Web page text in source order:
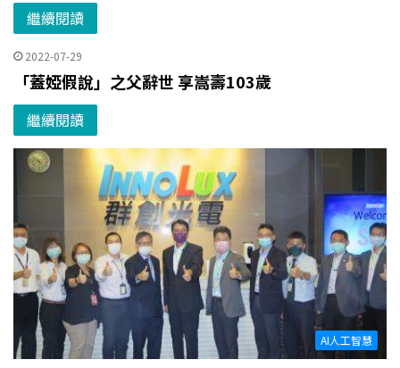
繼續閱讀
2022-07-29
「蓋婭假說」之父辭世 享嵩壽103歲
繼續閱讀
AI人工智慧